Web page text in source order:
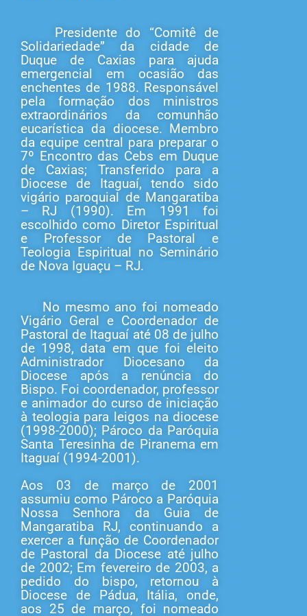
Presidente do “Comitê de
Solidariedade” da cidade de
Duque de Caxias para ajuda
emergencial em ocasião das
enchentes de 1988. Responsável
pela formação dos ministros
extraordinários da comunhão
eucarística da diocese. Membro
da equipe central para preparar o
7º Encontro das Cebs em Duque
de Caxias; Transferido para a
Diocese de Itaguaí, tendo sido
vigário paroquial de Mangaratiba
– RJ (1990). Em 1991 foi
escolhido como Diretor Espiritual
e Professor de Pastoral e
Teologia Espiritual no Seminário
de Nova Iguaçu – RJ.
No mesmo ano foi nomeado
Vigário Geral e Coordenador de
Pastoral de Itaguaí até 08 de julho
de 1998, data em que foi eleito
Administrador Diocesano da
Diocese após a renúncia do
Bispo. Foi coordenador, professor
e animador do curso de iniciação
à teologia para leigos na diocese
(1998-2000); Pároco da Paróquia
Santa Teresinha de Piranema em
Itaguaí (1994-2001).
Aos 03 de março de 2001
assumiu como Pároco a Paróquia
Nossa Senhora da Guia de
Mangaratiba RJ, continuando a
exercer a função de Coordenador
de Pastoral da Diocese até julho
de 2002; Em fevereiro de 2003, a
pedido do bispo, retornou à
Diocese de Pádua, Itália, onde,
aos 25 de março, foi nomeado